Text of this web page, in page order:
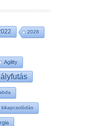
2028
Agility
kikapcsolódás